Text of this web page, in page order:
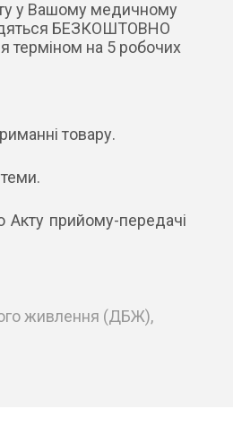
у Вашому медичному
БЕЗКОШТОВНО
терміном на 5 робочих
товару.
Акту прийому-передачі
живлення (ДБЖ),